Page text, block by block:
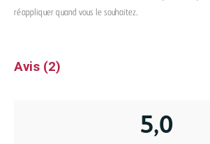
réappliquer quand vous le souhaitez.
Avis (2)
5,0